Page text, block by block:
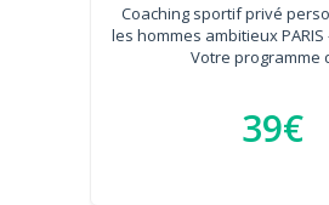
Coaching sportif privé
les hommes ambitieux PARIS
Votre programme
39€